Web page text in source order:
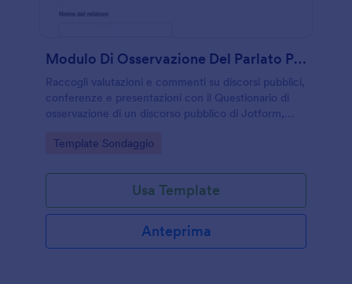
Modulo Di Osservazione Del Parlato Pubblico
Raccogli valutazioni e commenti su discorsi pubblici,
conferenze e presentazioni con il Questionario di
osservazione di un discorso pubblico di Jotform,
di eventi.
Go to Category:
Template Sondaggio
Usa Template
Anteprima